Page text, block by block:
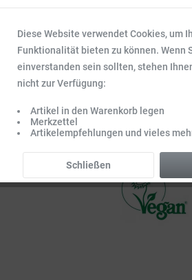
Diese Website verwendet Cookies, um
Funktionalität bieten zu können. Wenn
einverstanden sein sollten, stehen
nicht zur Verfügung:
Artikel in den Warenkorb legen
Merkzettel
Artikelempfehlungen und vieles
Schließen